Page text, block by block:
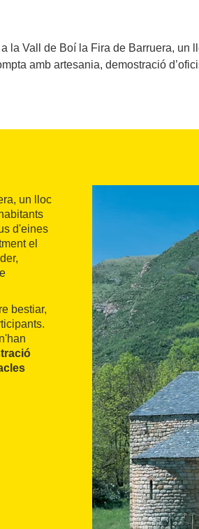
la Vall de Boí la Fira de Barruera, un
amb artesania, demostració
un lloc
d'eines
el
bestiar,